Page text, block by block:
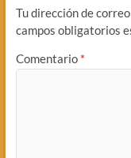
Tu dirección de
campos obligatorios
Comentario *